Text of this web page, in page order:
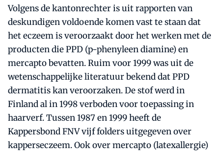
Volgens de kantonrechter is uit rapporten van
deskundigen voldoende komen vast te staan dat
het eczeem is veroorzaakt door het werken met de
producten die PPD (p-phenyleen diamine) en
mercapto bevatten. Ruim voor 1999 was uit de
wetenschappelijke literatuur bekend dat PPD
dermatitis kan veroorzaken. De stof werd in
Finland al in 1998 verboden voor toepassing in
haarverf. Tussen 1987 en 1999 heeft de
Kappersbond FNV vijf folders uitgegeven over
kapperseczeem. Ook over mercapto (latexallergie)